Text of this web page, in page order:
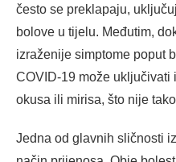
često se preklapaju,
bolove u tijelu. Međutim,
izraženije simptome poput
COVID-19 može uključivati
okusa ili mirisa, što nije
Jedna od glavnih sličnosti